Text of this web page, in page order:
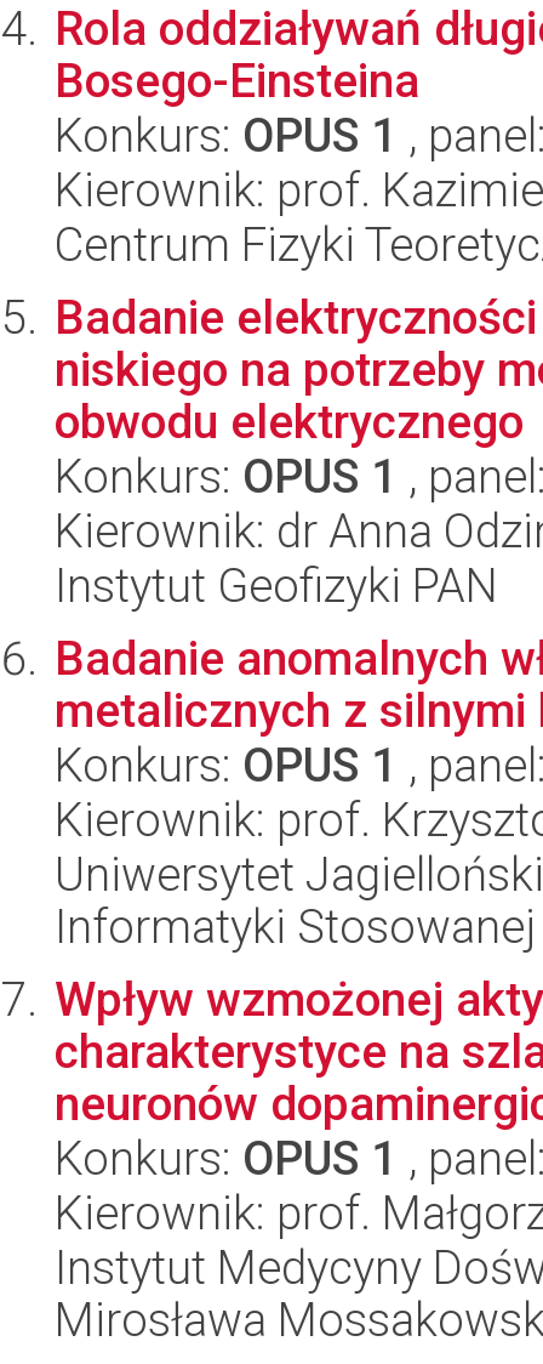
Rola oddziaływań
Bosego-Einsteina
Konkurs: OPUS 1 ,
Kierownik: prof.
Centrum Fizyki
Badanie
niskiego na potrzeby
obwodu elektrycznego
Konkurs: OPUS 1 ,
Kierownik: dr Anna
Instytut Geofizyki PAN
Badanie anomalnych
metalicznych z
Konkurs: OPUS 1 ,
Kierownik: prof.
Uniwersytet
Informatyki Stosowanej
Wpływ wzmożonej
charakterystyce na
neuronów
Konkurs: OPUS 1 ,
Kierownik: prof.
Instytut Medycyny
Mirosława